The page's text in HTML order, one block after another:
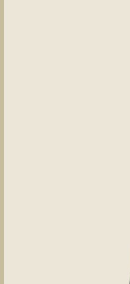
Now Now is geen breuk
natuurlijke stap in de richting
werk. Rustig. Zorgvuldig. Met
Het was geen recht pad. Ik
daarvoor in de plaats moest
stelden de juiste vragen,
meteen goed voelden. Alsof het
De naam Now Now is bedacht.